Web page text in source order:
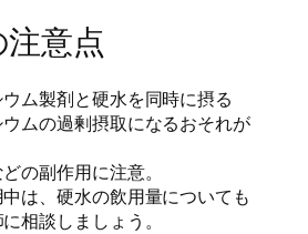
意点
ム製剤と硬水を同時に摂る
ムの過剰摂取になるおそれが
の副作用に注意。
は、硬水の飲用量についても
相談しましょう。